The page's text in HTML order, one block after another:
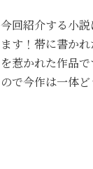
今回紹介する小
ます！帯に書かれ
を惹かれた作品で
ので今作は一体